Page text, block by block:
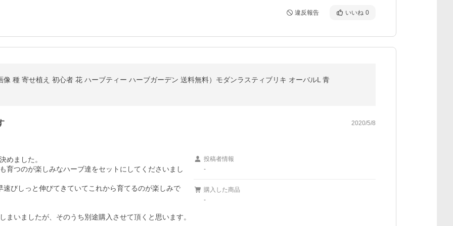
違反報告 いいね 0
種 寄せ植え 初心者 花 ハーブティー ハーブガーデン 送料無料）モダンラスティブリキ オーバルL 青
2020/5/8
めました。
育つのが楽しみなハーブ達をセットにしてくださいまし
びしっと伸びてきていてこれから育てるのが楽しみで
いましたが、そのうち別途購入させて頂くと思います。
投稿者情報
-
購入した商品
-